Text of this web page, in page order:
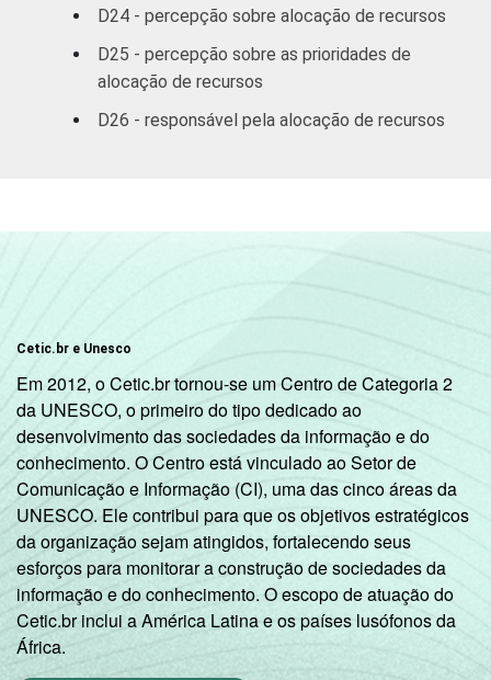
D24 - percepção sobre alocação de recursos
D25 - percepção sobre as prioridades de
alocação de recursos
D26 - responsável pela alocação de recursos
Cetic.br e Unesco
Em 2012, o Cetic.br tornou-se um Centro de Categoria 2
da UNESCO, o primeiro do tipo dedicado ao
desenvolvimento das sociedades da informação e do
conhecimento. O Centro está vinculado ao Setor de
Comunicação e Informação (CI), uma das cinco áreas da
UNESCO. Ele contribui para que os objetivos estratégicos
da organização sejam atingidos, fortalecendo seus
esforços para monitorar a construção de sociedades da
informação e do conhecimento. O escopo de atuação do
Cetic.br inclui a América Latina e os países lusófonos da
África.